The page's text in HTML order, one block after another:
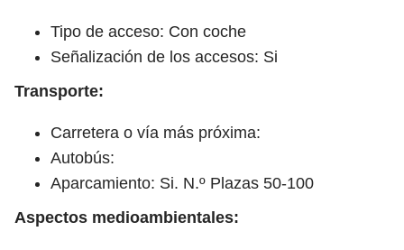
Tipo de acceso: Con coche
Señalización de los accesos: Si
Transporte:
Carretera o vía más próxima:
Autobús:
Aparcamiento: Si. N.º Plazas 50-100
Aspectos medioambientales: